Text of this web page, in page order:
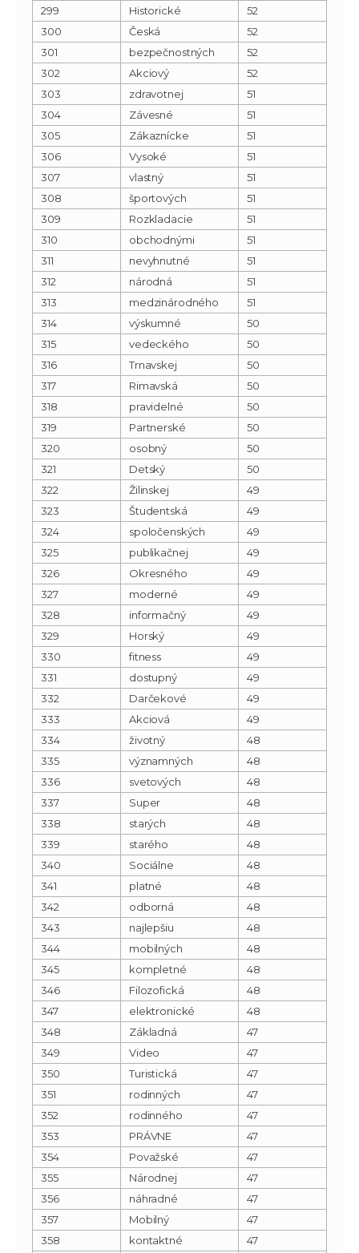
299 Historické
52
300
Česká
52
301
bezpečnostných
52
302
Akciový
52
303
zdravotnej
51
304
Závesné
51
305
Zákaznícke
51
306
Vysoké
51
307
vlastný
51
308
športových
51
309
Rozkladacie
51
310
obchodnými
51
311
nevyhnutné
51
312
národná
51
313
medzinárodného
51
314
výskumné
50
315
vedeckého
50
316
Trnavskej
50
317
Rimavská
50
318
pravidelné
50
319
Partnerské
50
320
osobný
50
321
Detský
50
322
Žilinskej
49
323
Študentská
49
324
spoločenských
49
325
publikačnej
49
326
Okresného
49
327
moderné
49
328
informačný
49
329
Horský
49
330
fitness
49
331
dostupný
49
332
Darčekové
49
333
Akciová
49
334
životný
48
335
významných
48
336
svetových
48
337
Super
48
338
starých
48
339
starého
48
340
Sociálne
48
341
platné
48
342
odborná
48
343
najlepšiu
48
344
mobilných
48
345
kompletné
48
346
Filozofická
48
347
elektronické
48
348
Základná
47
349
Video
47
350
Turistická
47
351
rodinných
47
352
rodinného
47
353
PRÁVNE
47
354
Považské
47
355
Národnej
47
356
náhradné
47
357
Mobilný
47
358
kontaktné
47